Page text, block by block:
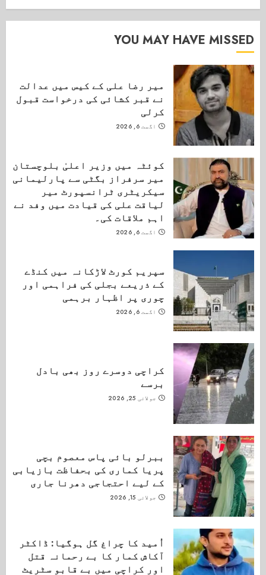
YOU MAY HAVE MISSED
میر رضا علی کے کیس میں عدالت
نے قبر کشائی کی درخواست قبول
کرلی
اگست 6, 2026
کوئٹہ میں وزیر اعلیٰ بلوچستان
میر سرفراز بگٹی سے پارلیمانی
سیکریٹری ٹرانسپورٹ میر
لیاقت علی کی قیادت میں وفد نے
اہم ملاقات کی۔
اگست 6, 2026
سپریم کورٹ لاڑکانہ میں کنڈے
کے ذریعے بجلی کی فراہمی اور
چوری پر اظہار برہمی
اگست 6, 2026
کراچی دوسرے روز بھی بادل
برسے
جولائی 25, 2026
ببرلو بائی پاس معصوم بچی
پریا کماری کی بحفاظت بازیابی
کے لیے احتجاجی دھرنا جاری
جولائی 15, 2026
اُمید کا چراغ گل ہوگیا: ڈاکٹر
آکاش کمار کا بے رحمانہ قتل
اور کراچی میں بے قابو سٹریٹ